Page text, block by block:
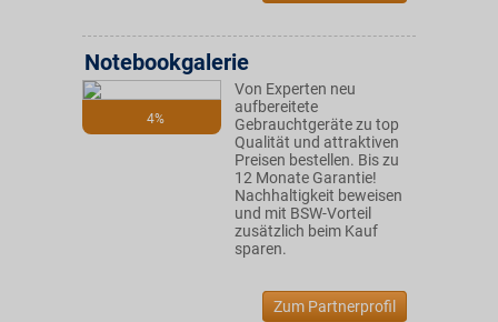
4%
Notebookgalerie
Von Experten neu
aufbereitete
Gebrauchtgeräte zu top
Qualität und attraktiven
Preisen bestellen. Bis zu
12 Monate Garantie!
Nachhaltigkeit beweisen
und mit BSW-Vorteil
zusätzlich beim Kauf
sparen.
Zum Partnerprofil